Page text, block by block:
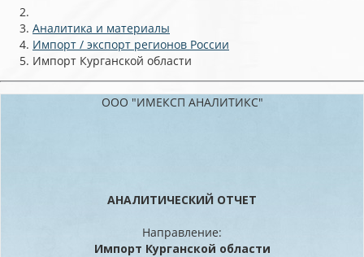
Аналитика и материалы
Импорт / экспорт регионов России
Импорт Курганской области
ООО "ИМЕКСП АНАЛИТИКС"
АНАЛИТИЧЕСКИЙ ОТЧЕТ
Направление:
Импорт Курганской области